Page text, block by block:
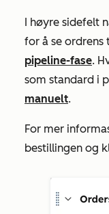
I høyre sidefelt
for å se
pipeline-fase.
som standard i
manuelt.
For mer
bestillingen og